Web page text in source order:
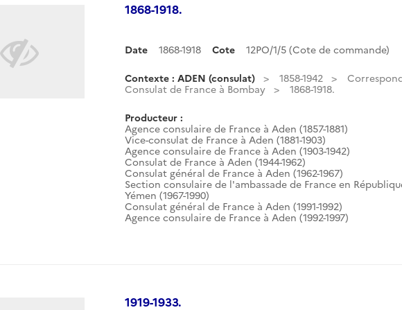
1868-1918.
Date 1868-1918 Cote 12PO/1/5 (Cote de commande)
Contexte : ADEN (consulat) 1858-1942
Consulat de France à Bombay
1868-1918.
Producteur :
Agence consulaire de France à Aden (1857-1881)
Vice-consulat de France à Aden (1881-1903)
Agence consulaire de France à Aden (1903-1942)
Consulat de France à Aden (1944-1962)
Consulat général de France à Aden (1962-1967)
Section consulaire de l'ambassade de France en
Yémen (1967-1990)
Consulat général de France à Aden (1991-1992)
Agence consulaire de France à Aden (1992-1997)
1919-1933.